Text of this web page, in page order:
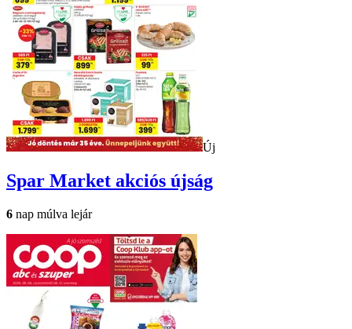
Új
Spar Market akciós újság
6 nap múlva lejár